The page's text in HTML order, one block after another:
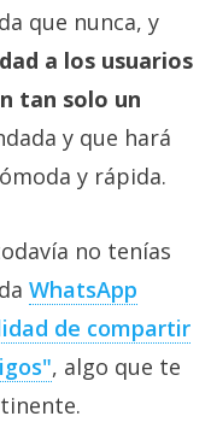
que nunca, y
a los usuarios
tan solo un
y que hará
y rápida.
no tenías
WhatsApp
de compartir
, algo que te